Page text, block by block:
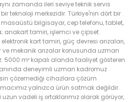
zamanda ileri seviye teknik servis
teknoloji merkezidir. Türkiye'nin dört bir
bilgisayar, cep telefonu, tablet,
anakart tamiri, işlemci ve çipset
kart tamiri, güç devresi arızaları,
ve mekanik arızalar konusunda uzman
5000 m² kapalı alanda faaliyet gösteren
deneyimli uzman kadromuz
çözemediği cihazlara çözüm
yalnızca ürün satmak değildir.
vadeli iş ortaklarımız olarak görüyor,